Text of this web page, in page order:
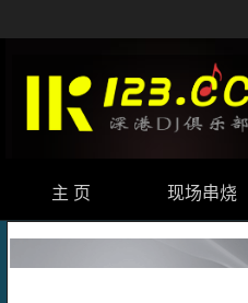
主 页 现场串烧